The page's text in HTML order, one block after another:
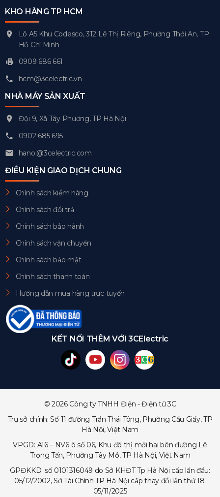
KHO HÀNG TP HCM
Lô A5 Khu Codesco, 312 Lê Thị Riêng, Phường Thới An, TP
Hồ Chí Minh
0909 686 661
hcm@3celectric.vn
NHÀ MÁY SẢN XUẤT
Đội 9, Xã Tây Phương, TP Hà Nội
0902 685 695
hanoi@3celectric.com
ĐIỀU KIỆN GIAO DỊCH CHUNG
Chính sách kiểm hàng
Chính sách đổi trả
Chính sách bảo hành
Chính sách vận chuyển
Chính sách bảo mật
Chính sách thanh toán
Hướng dẫn mua hàng trực tuyến
KẾT NỐI THÊM VỚI 3CElectric
© 2026 Công ty TNHH Điện - Điện tử 3C
Trụ sở chính: Số 11 đường Trần Thái Tông, Phường Cầu Giấy, TP
Hà Nội, Việt Nam
VPGD: A16 – NV6 ô số 06, Khu đô thị mới hai bên đường Lê
Trọng Tấn, Phường Tây Mỗ, TP Hà Nội, Việt Nam
GPĐKKD: số 0101316049 do Sở KHĐT Tp Hà Nội cấp lần đầu:
05/12/2002, Sở Tài Chính TP Hà Nội cấp thay đổi lần thứ 18:
05/11/2025